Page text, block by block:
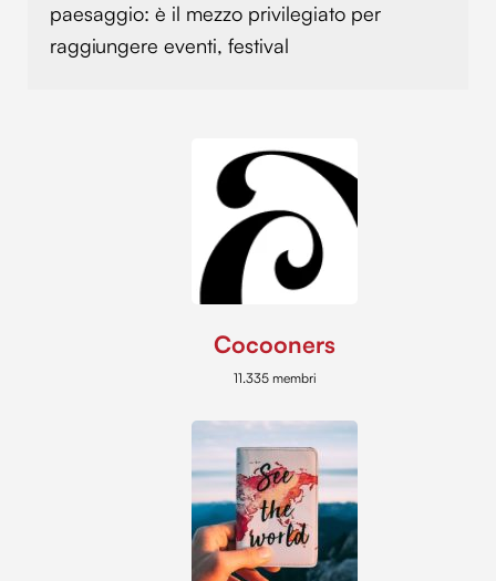
paesaggio: è il mezzo privilegiato per
raggiungere eventi, festival
Cocooners
11.335 membri